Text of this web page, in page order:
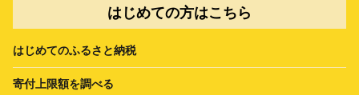
はじめての方はこちら
はじめてのふるさと納税
寄付上限額を調べる